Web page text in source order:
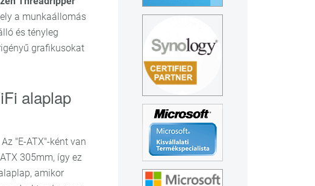
a munkaállomás
és tényleg
grafikusokat
alaplap
"E-ATX"-ként van
305mm, így ez
amikor